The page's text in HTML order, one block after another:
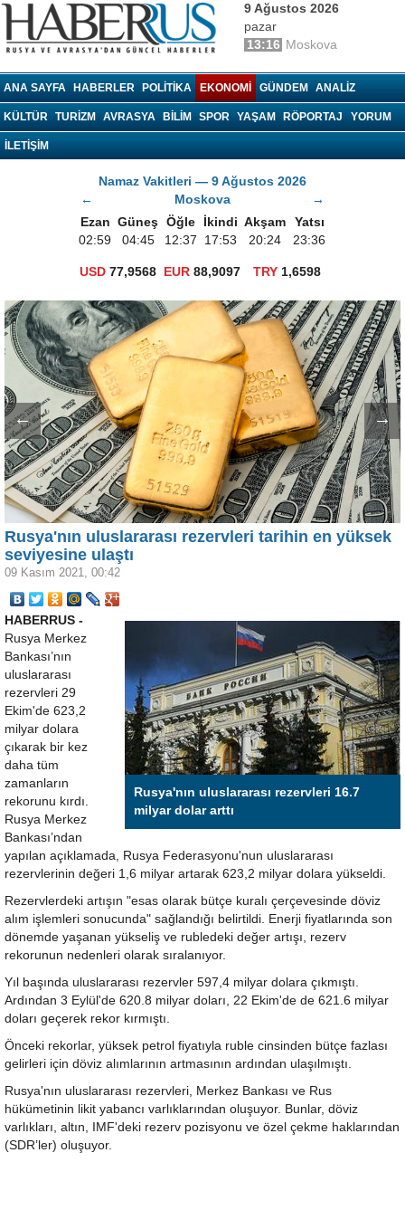
9 Ağustos 2026
pazar
13:16 Moskova
ANA SAYFA HABERLER POLITIKA EKONOMI GÜNDEM ANALIZ
KÜLTÜR TURIZM AVRASYA BILIM SPOR YAŞAM RÖPORTAJ YORUM
İLETİŞİM
Namaz Vakitleri — 9 Ağustos 2026
←
Moskova
→
Ezan Güneş Öğle İkindi Akşam
Yatsı
02:59
04:45 12:37 17:53 20:24 23:36
USD 77,9568 EUR 88,9097 TRY1,6598
← →
Rusya'nın uluslararası rezervleri tarihin en yüksek
seviyesine ulaştı
09 Kasım 2021, 00:42
Rusya'nın uluslararası rezervleri 16.7
milyar dolar arttı
HABERRUS -
Rusya Merkez
Bankası’nın
uluslararası
rezervleri 29
Ekim'de 623,2
milyar dolara
çıkarak bir kez
daha tüm
zamanların
rekorunu kırdı.
Rusya Merkez
Bankası’ndan
yapılan açıklamada, Rusya Federasyonu'nun uluslararası
rezervlerinin değeri 1,6 milyar artarak 623,2 milyar dolara yükseldi.
Rezervlerdeki artışın "esas olarak bütçe kuralı çerçevesinde döviz
alım işlemleri sonucunda" sağlandığı belirtildi. Enerji fiyatlarında son
dönemde yaşanan yükseliş ve rubledeki değer artışı, rezerv
rekorunun nedenleri olarak sıralanıyor.
Yıl başında uluslararası rezervler 597,4 milyar dolara çıkmıştı.
Ardından 3 Eylül'de 620.8 milyar doları, 22 Ekim'de de 621.6 milyar
doları geçerek rekor kırmıştı.
Önceki rekorlar, yüksek petrol fiyatıyla ruble cinsinden bütçe fazlası
gelirleri için döviz alımlarının artmasının ardından ulaşılmıştı.
Rusya'nın uluslararası rezervleri, Merkez Bankası ve Rus
hükümetinin likit yabancı varlıklarından oluşuyor. Bunlar, döviz
varlıkları, altın, IMF'deki rezerv pozisyonu ve özel çekme haklarından
(SDR’ler) oluşuyor.